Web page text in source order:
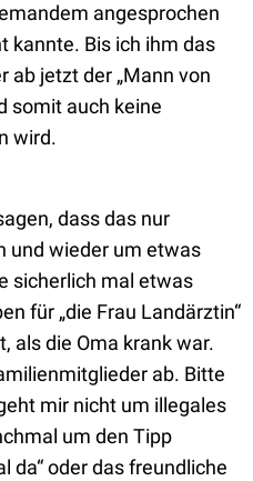
angesprochen
kannte. Bis ich ihm das
ab jetzt der „Mann von
somit auch keine
wird.
dass das nur
und wieder um etwas
sicherlich mal etwas
für „die Frau Landärztin“
als die Oma krank war.
ab. Bitte
mir nicht um illegales
um den Tipp
da“ oder das freundliche